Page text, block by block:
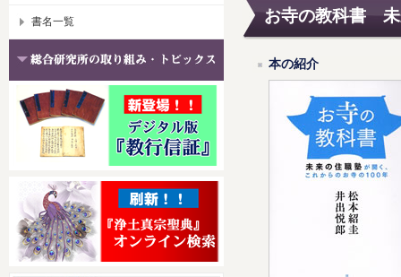
書名一覧 お寺の教科書 未
本の紹介